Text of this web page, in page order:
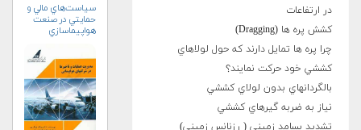
در ارتفاعات
کشش پره ها (Dragging)
چرا پره ها تمايل دارند که حول لولاهاي
کششي خود حرکت نمايند؟
بالگردانهاي بدون لولاي کششي
نياز به ضربه گيرهاي کششي
تشديد بسامد زميني ( رزنانس زميني)
سياست‌هاي مالي و
حمايتي در صنعت
هواپيماسازي
نسخه‌ الکترونیکی